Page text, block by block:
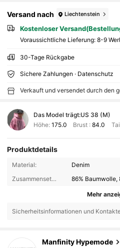
Versand nach Liechtenstein
Kostenloser
Voraussichtliche Lieferung: 8-9
30-Tage Rückgabe
Sichere Zahlungen · Datenschutz
Verkauft und versendet durch den
Das Model trägt:US 38 (M)
Höhe: 175.0 Brust :84.0
Produktdetails
Material:
Denim
Zusammensetzung:
86% Baumwolle,
Mehr
Sicherheitsinformationen und
Manfinity Hypemode
k***rist Vor 2 Stunden